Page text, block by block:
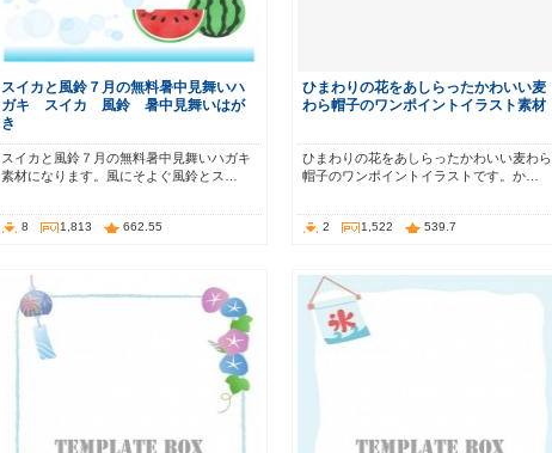
スイカと風鈴７月の無料暑中見舞いハ
ガキ スイカ 風鈴 暑中見舞いはが
き
スイカと風鈴７月の無料暑中見舞いハガキ
素材になります。風にそよぐ風鈴とス…
8 1,813 662.55
ひまわりの花をあしらったかわいい麦
わら帽子のワンポイントイラスト素材
ひまわりの花をあしらったかわいい麦わら
帽子のワンポイントイラストです。か…
2 1,522 539.7